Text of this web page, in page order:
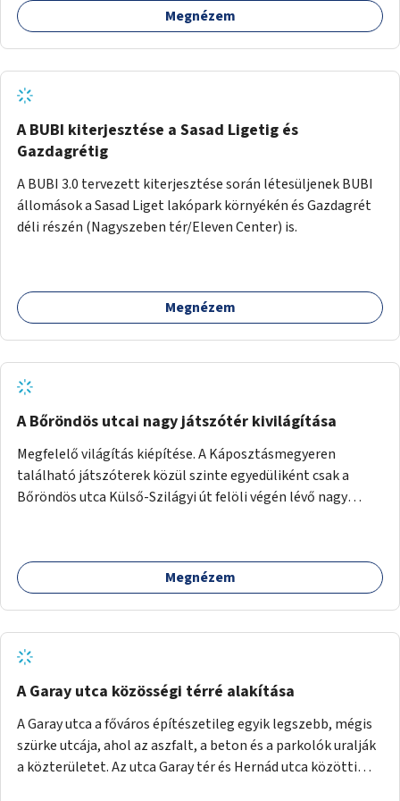
barátságosabbá és zöldebbé lehetne tenni a megállókat.
Megnézem
A BUBI kiterjesztése a Sasad Ligetig és
Gazdagrétig
A BUBI 3.0 tervezett kiterjesztése során létesüljenek BUBI
állomások a Sasad Liget lakópark környékén és Gazdagrét
déli részén (Nagyszeben tér/Eleven Center) is.
Megnézem
A Bőröndös utcai nagy játszótér kivilágítása
Megfelelő világítás kiépítése. A Káposztásmegyeren
található játszóterek közül szinte egyedüliként csak a
Bőröndös utca Külső-Szilágyi út felöli végén lévő nagy
Megnézem
A Garay utca közösségi térré alakítása
A Garay utca a főváros építészetileg egyik legszebb, mégis
szürke utcája, ahol az aszfalt, a beton és a parkolók uralják
a közterületet. Az utca Garay tér és Hernád utca közötti